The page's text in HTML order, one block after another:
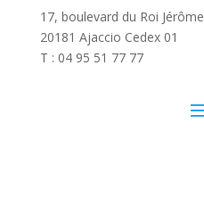
17, boulevard du Roi Jérôme
20181 Ajaccio Cedex 01
T : 04 95 51 77 77